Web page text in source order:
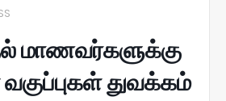
மாணவர்களுக்கு
துவக்கம்